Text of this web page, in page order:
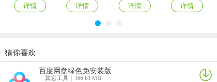
详情
详情
详情
详情
奥睿科PAS3062-2E/PAS3062-2S/PAS3064-2S2E系列扩展卡驱动
详情
Canon佳能 PowerShot A310 WIA驱动
详情
AMD Mobility Radeon HD 2000/HD 3000/HD 4000/HD 5000系列移动显卡催化剂驱动
映泰Hi-Fi H77S 5.x主板BIOS
猜你喜欢
百度网盘绿色免安装版
其它工具
366.81 MB